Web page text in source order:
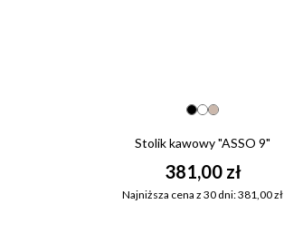
Stolik kawowy "ASSO 9"
381,00 zł
Najniższa cena z 30 dni: 381,00 zł